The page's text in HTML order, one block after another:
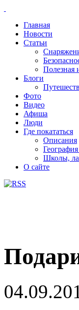
Главная
Новости
Статьи
Полезная
Блоги
Фото
Видео
Афиша
Люди
Где покататься
Описания
Школы,
О сайте